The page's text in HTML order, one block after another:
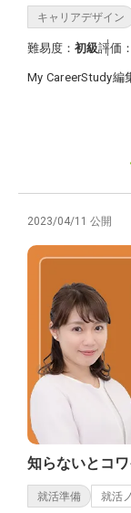
キャリアデザイン
難易度： 初級評価：
My CareerStudy編
2023/04/11 公開
知らないとコ
就活準備 就活